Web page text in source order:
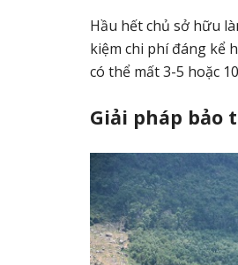
Hầu hết chủ sở hữu
kiệm chi phí đáng kể
có thể mất 3-5 hoặc
Giải pháp bảo